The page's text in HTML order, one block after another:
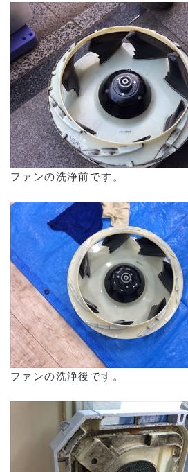
ファンの洗浄前です。
ファンの洗浄後です。